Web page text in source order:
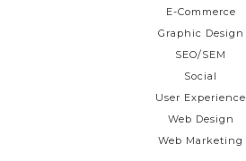
E-Commerce
Graphic Design
SEO/SEM
Social
User Experience
Web Design
Web Marketing